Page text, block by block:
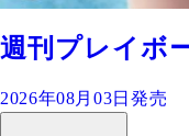
週刊プレイボ
2026年08月03日発売